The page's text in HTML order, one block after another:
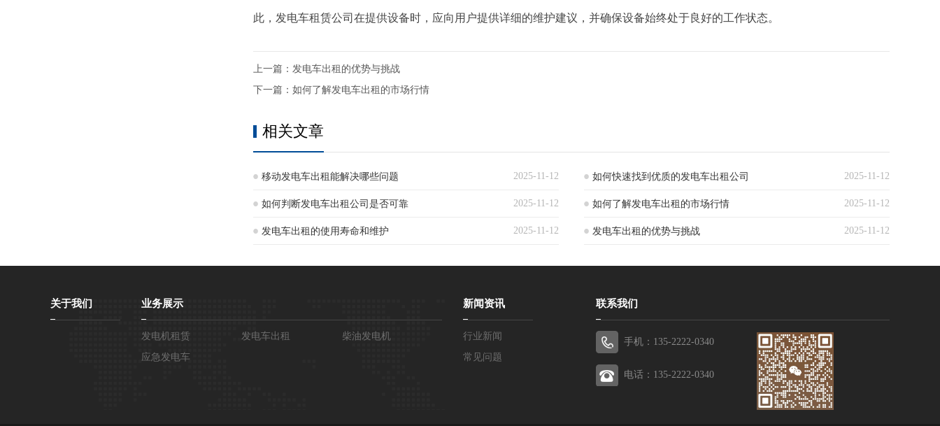
此，发电车租赁公司在提供设备时，应向用户提供详细的维护建议，并确保设备始终处于良好的工作状态。
上一篇： 发电车出租的优势与挑战
下一篇： 如何了解发电车出租的市场行情
相关文章
2025-11-12
移动发电车出租能解决哪些问题 2025-11-12
如何快速找到优质的发电车出租公司
2025-11-12
如何判断发电车出租公司是否可靠 2025-11-12
如何了解发电车出租的市场行情
2025-11-12
发电车出租的使用寿命和维护 2025-11-12
发电车出租的优势与挑战
关于我们 业务展示
发电机租赁 发电车出租
柴油发电机
应急发电车
新闻资讯
行业新闻
常见问题
联系我们
手机：135-2222-0340
电话：135-2222-0340